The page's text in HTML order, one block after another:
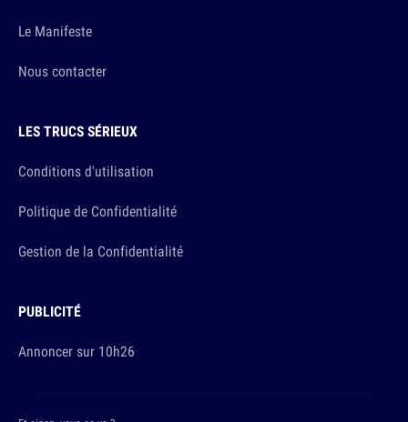
Le Manifeste
Nous contacter
LES TRUCS SÉRIEUX
Conditions d'utilisation
Politique de Confidentialité
Gestion de la Confidentialité
PUBLICITÉ
Annoncer sur 10h26